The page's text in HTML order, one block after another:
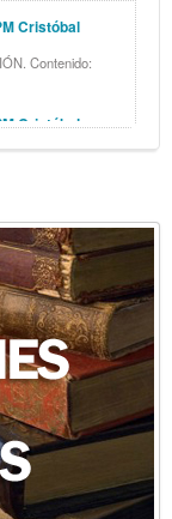
Cristóbal
Contenido:
Cristóbal